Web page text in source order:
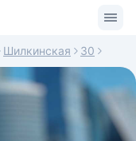
Шилкинская 30